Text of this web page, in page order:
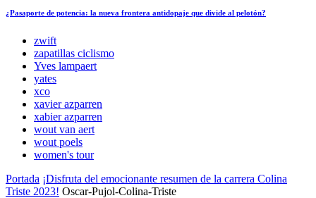
¿Pasaporte de potencia: la nueva frontera antidopaje que divide al pelotón?
zwift
zapatillas ciclismo
Yves lampaert
yates
xco
xavier azparren
xabier azparren
wout van aert
wout poels
women's tour
Portada ¡Disfruta del emocionante resumen de la carrera Colina
Triste 2023! Oscar-Pujol-Colina-Triste